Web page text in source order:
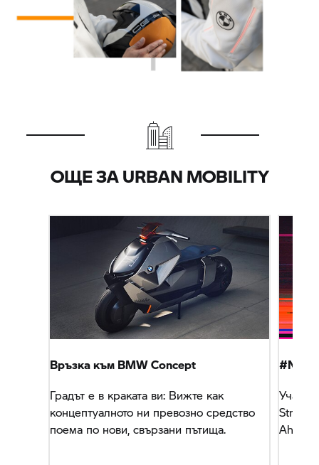
ОЩЕ ЗА URBAN MOBILITY
Връзка към BMW Concept
Градът е в краката ви: Вижте как
концептуалното ни превозно средство
поема по нови, свързани пътища.
Ahead.